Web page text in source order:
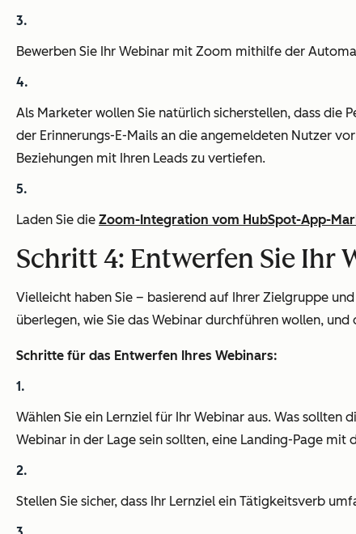
Bewerben Sie Ihr Webinar mit Zoom mithilfe der
Als Marketer wollen Sie natürlich sicherstellen, dass die
der Erinnerungs-E-Mails an die angemeldeten Nutzer
Beziehungen mit Ihren Leads zu vertiefen.
Laden Sie die Zoom-Integration vom HubSpot-App-
Schritt 4: Entwerfen Sie Ihr
Vielleicht haben Sie – basierend auf Ihrer Zielgruppe
überlegen, wie Sie das Webinar durchführen wollen,
Schritte für das Entwerfen Ihres Webinars:
Wählen Sie ein Lernziel für Ihr Webinar aus. Was
Webinar in der Lage sein sollten, eine Landing-Page mit
Stellen Sie sicher, dass Ihr Lernziel ein Tätigkeitsverb